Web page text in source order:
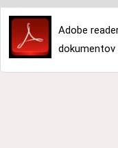
Adobe
dokumentov